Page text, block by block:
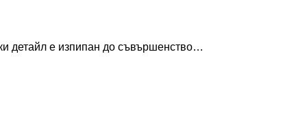
детайл е изпипан до съвършенство…